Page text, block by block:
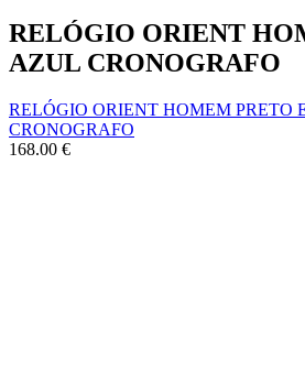
RELÓGIO ORIENT
AZUL CRONOGRAFO
RELÓGIO ORIENT HOMEM PRETO
CRONOGRAFO
168.00 €